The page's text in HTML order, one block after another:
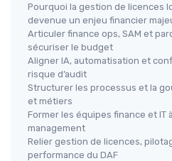
Pourquoi la gestion de licences
devenue un enjeu financier
Articuler finance ops, SAM et
sécuriser le budget
Aligner IA, automatisation et
risque d’audit
Structurer les processus et la
et métiers
Former les équipes finance et IT
management
Relier gestion de licences,
performance du DAF